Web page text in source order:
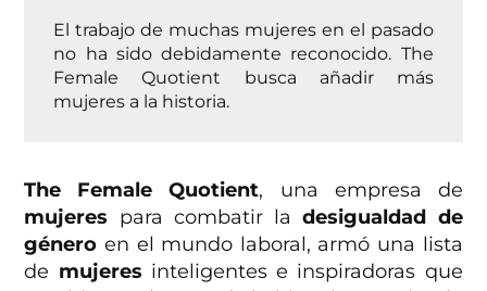
El trabajo de muchas mujeres en el pasado
no ha sido debidamente reconocido. The
Female Quotient busca añadir más
mujeres a la historia.
The Female Quotient, una empresa de
mujeres para combatir ladesigualdad de
género en el mundo laboral, armó una lista
de mujeres inteligentes e inspiradoras que